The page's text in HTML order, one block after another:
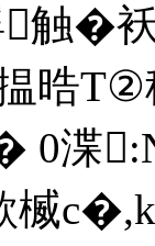
�
T②稰
渫
楲